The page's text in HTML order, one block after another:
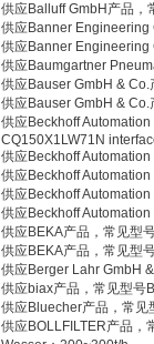
供应Balluff GmbH产品，
供应Banner Engineering
供应Banner Engineering
供应Baumgartner
供应Bauser GmbH &
供应Bauser GmbH &
供应Beckhoff
CQ150X1LW71N
供应Beckhoff
供应Beckhoff
供应Beckhoff
供应Beckhoff
供应BEKA产品，常见型
供应BEKA产品，常见型
供应Berger Lahr GmbH
供应biax产品，常见型号
供应Bluecher产品，常见
供应BOLLFILTER产品